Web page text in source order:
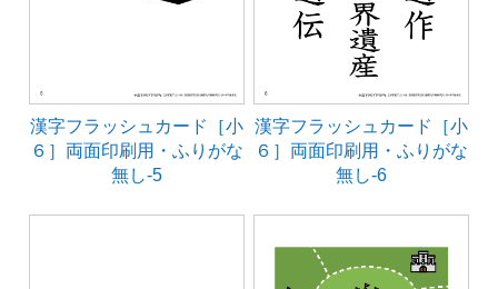
漢字フラッシュカード［小
６］両面印刷用・ふりがな
無し-5
漢字フラッシュカード［小
６］両面印刷用・ふりがな
無し-6